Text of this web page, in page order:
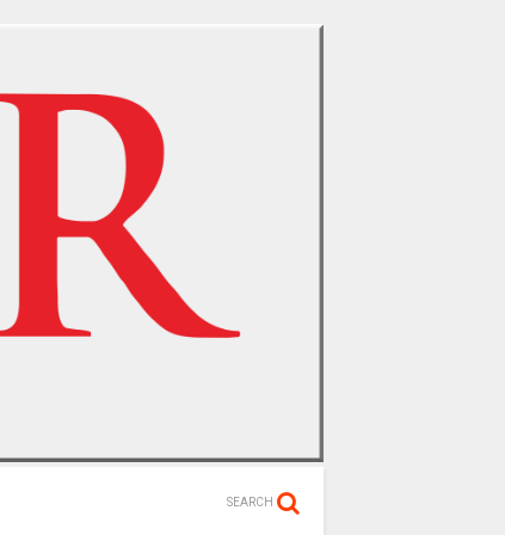
SEARCH